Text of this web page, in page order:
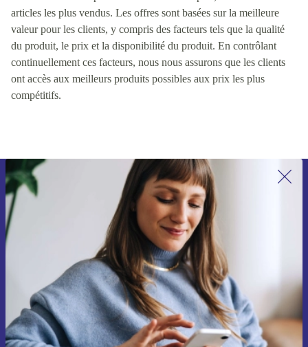
articles les plus vendus. Les offres sont basées sur la meilleure
valeur pour les clients, y compris des facteurs tels que la qualité
du produit, le prix et la disponibilité du produit. En contrôlant
continuellement ces facteurs, nous nous assurons que les clients
ont accès aux meilleurs produits possibles aux prix les plus
compétitifs.
Inscrivez-vous à notre newsletter pour
la première fois et économisez 15 € !
Ne manquez plus aucune offre.
Voucher aanvragen
Retrouvez les informations sur l'utilisation des données personnelles
dans notre
politique de confidentialité.